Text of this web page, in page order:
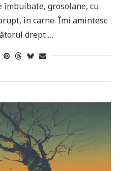
îmbuibate, grosolane, cu
în carne. Îmi amintesc
drept …